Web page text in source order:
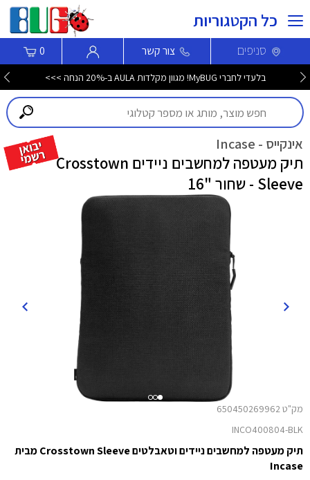
כל הקטגוריות
סניפים צור קשר 0
בלעדי לחברי MyBUG! מגוון מקלדות AULA ב-20% הנחה >>>
אינקייס - Incase
תיק מעטפה למחשבים ניידים Crosstown
Sleeve - שחור "16
מק"ט 650450269962
INCO400804-BLK
תיק מעטפה למחשבים ניידים וטאבלטים Crosstown Sleeve מבית
Incase